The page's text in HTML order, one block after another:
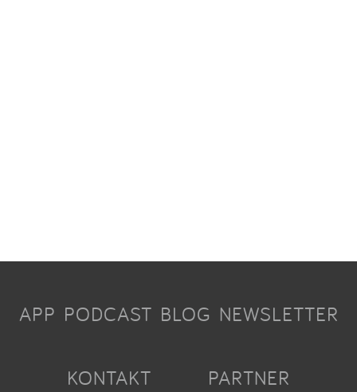
APP PODCAST BLOG NEWSLETTER
KONTAKT PARTNER